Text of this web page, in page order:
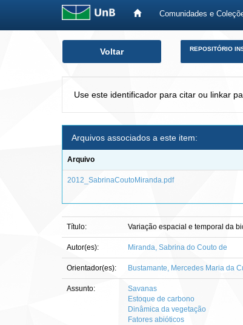
Comunidades e
Voltar REPOSITÓRIO
Use este identificador para citar ou linkar
Arquivos associados a este item:
Arquivo
2012_SabrinaCoutoMiranda.pdf
Título: Variação espacial e temporal da
Autor(es): Miranda, Sabrina do Couto de
Orientador(es): Bustamante, Mercedes Maria da
Assunto:
Savanas
Estoque de carbono
Dinâmica da vegetação
Fatores abióticos